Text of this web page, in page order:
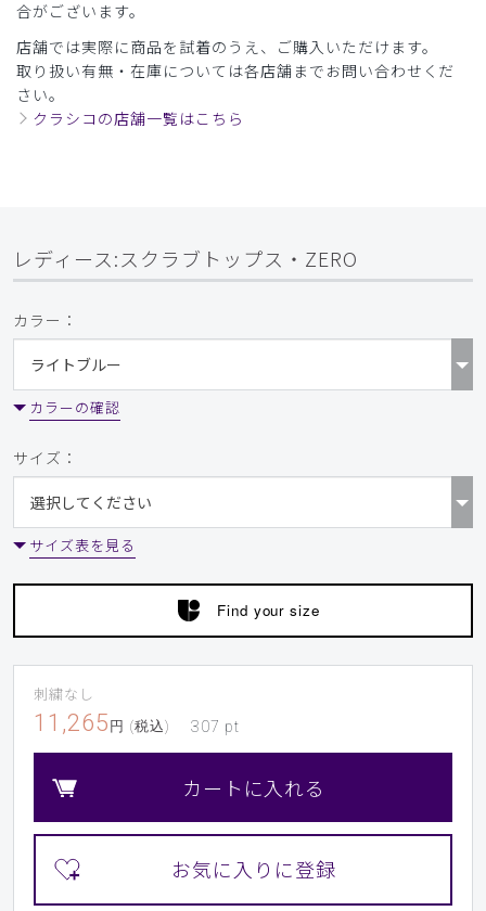
合がございます。
店舗では実際に商品を試着のうえ、ご購入いただけます。
取り扱い有無・在庫については各店舗までお問い合わせくだ
さい。
クラシコの店舗一覧はこちら
レディース:スクラブトップス・ZERO
カラー：
カラーの確認
サイズ：
サイズ表を見る
Find your size
刺繍なし
11,265 円 (税込) 307 pt
カートに入れる